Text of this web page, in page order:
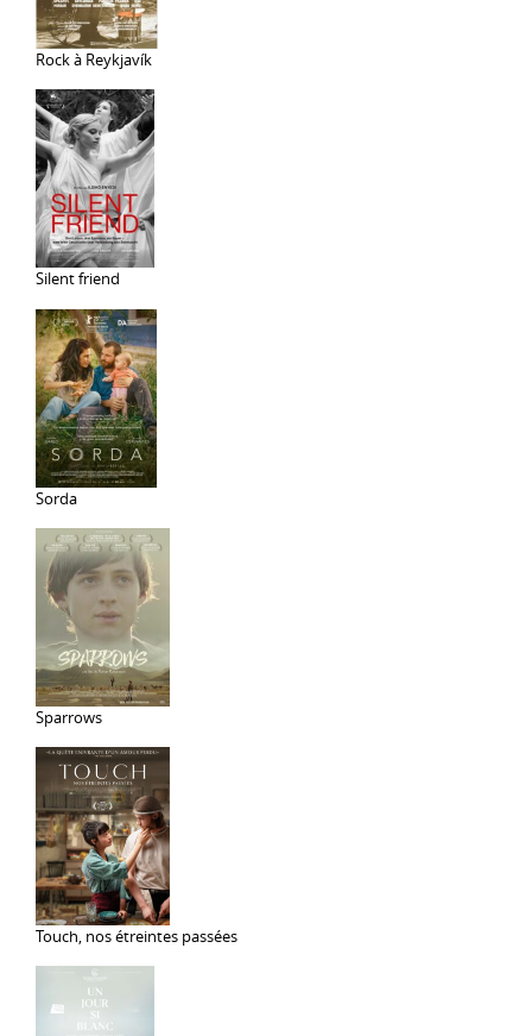
Rock à Reykjavík
Silent friend
Sorda
Sparrows
Touch, nos étreintes passées